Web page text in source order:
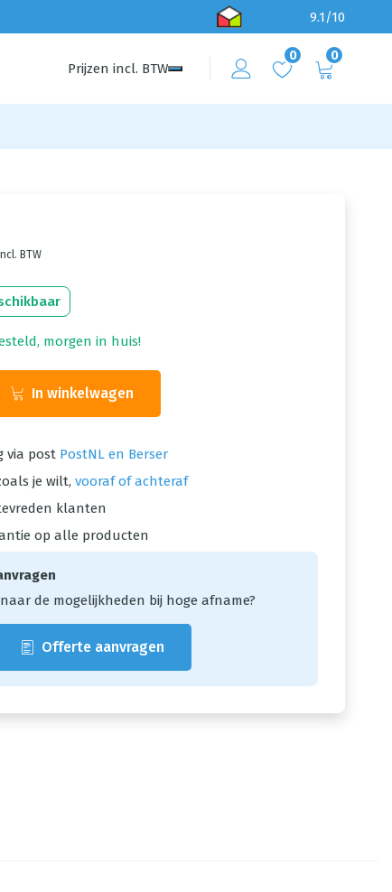
9.1/10
Prijzen incl. BTW
0 0
BTW
morgen in huis!
In winkelwagen
via post PostNL en Berser
je wilt, vooraf of achteraf
klanten
op alle producten
de mogelijkheden bij hoge afname?
Offerte aanvragen